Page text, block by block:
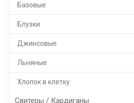
Базовые
Блузки
Джинсовые
Льняные
Хлопок в клетку
Свитеры / Кардиганы